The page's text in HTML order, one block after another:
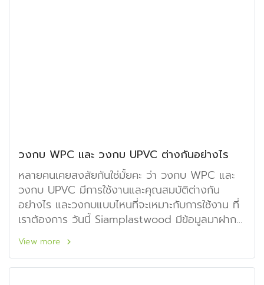
วงกบ WPC และ วงกบ UPVC ต่างกันอย่างไร
หลายคนเคยสงสัยกันใช่มั้ยคะ ว่า วงกบ WPC และ
วงกบ UPVC มีการใช้งานและคุณสมบัติต่างกัน
อย่างไร และวงกบแบบไหนที่จะเหมาะกับการใช้งาน ที่
เราต้องการ วันนี้ Siamplastwood มีข้อมูลมาฝาก
กันค่ะ
View more